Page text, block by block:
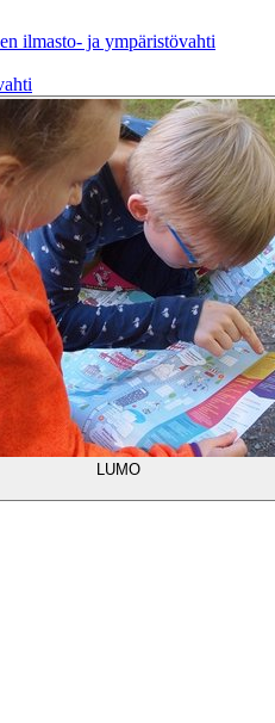
ilmasto- ja ympäristövahti
LUMO